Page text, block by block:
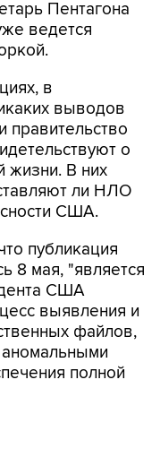
Пентагона
ведется
в
выводов
правительство
о
жизни. В них
ли НЛО
США.
публикация
8 мая, "является
США
выявления и
файлов,
полной